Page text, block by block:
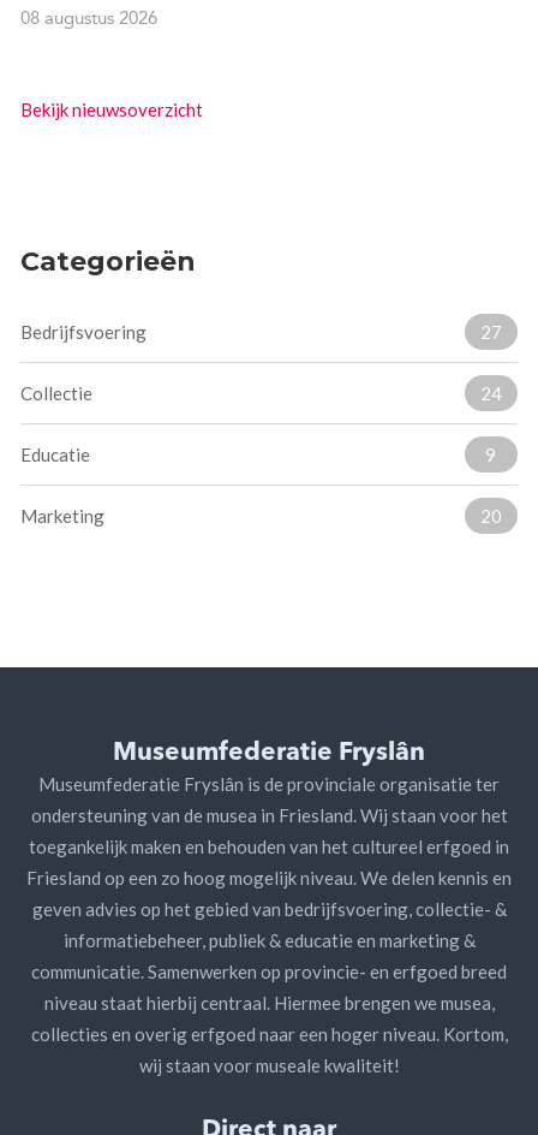
08 augustus 2026
Bekijk nieuwsoverzicht
Categorieën
Bedrijfsvoering 27
Collectie 24
Educatie 9
Marketing 20
Museumfederatie Fryslân
Museumfederatie Fryslân is de provinciale organisatie ter
ondersteuning van de musea in Friesland. Wij staan voor het
toegankelijk maken en behouden van het cultureel erfgoed in
Friesland op een zo hoog mogelijk niveau. We delen kennis en
geven advies op het gebied van bedrijfsvoering, collectie- &
informatiebeheer, publiek & educatie en marketing &
communicatie. Samenwerken op provincie- en erfgoed breed
niveau staat hierbij centraal. Hiermee brengen we musea,
collecties en overig erfgoed naar een hoger niveau. Kortom,
wij staan voor museale kwaliteit!